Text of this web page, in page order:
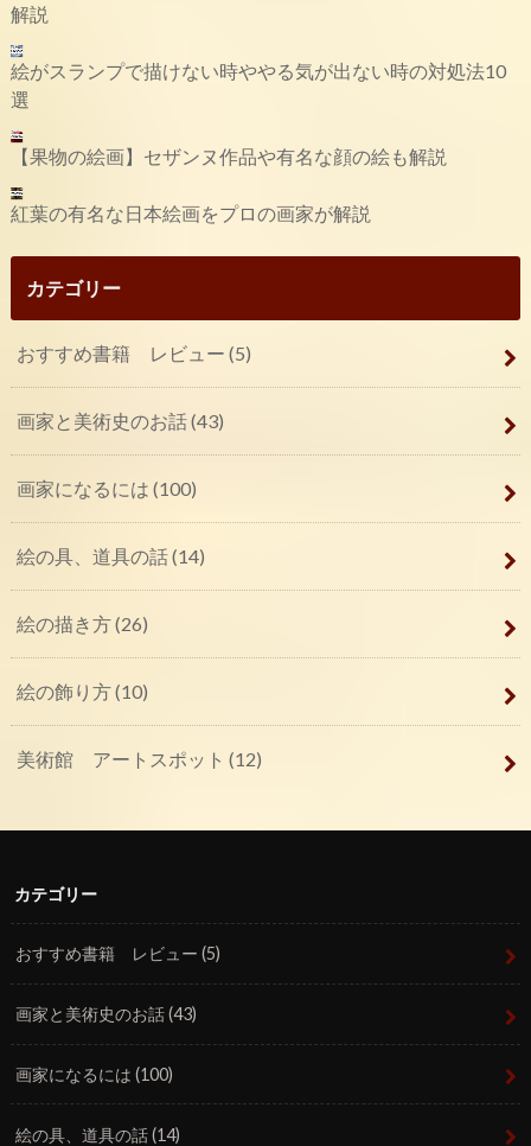
解説
絵がスランプで描けない時ややる気が出ない時の対処法10
選
【果物の絵画】セザンヌ作品や有名な顔の絵も解説
紅葉の有名な日本絵画をプロの画家が解説
カテゴリー
おすすめ書籍 レビュー (5)
画家と美術史のお話(43)
画家になるには (100)
絵の具、道具の話(14)
絵の描き方(26)
絵の飾り方(10)
美術館 アートスポット (12)
カテゴリー
おすすめ書籍 レビュー(5)
画家と美術史のお話(43)
画家になるには(100)
絵の具、道具の話(14)